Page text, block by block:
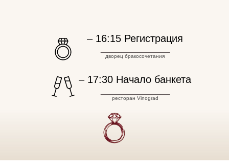
ресторан Vinograd
– 17:30 Начало банкета
дворец бракосочетания
– 16:15 Регистрация